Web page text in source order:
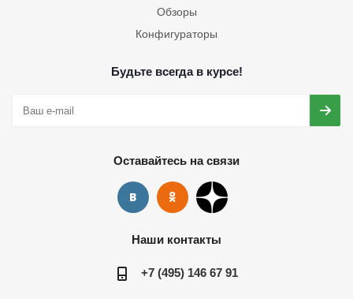
Обзоры
Конфигураторы
Будьте всегда в курсе!
Оставайтесь на связи
Наши контакты
+7 (495) 146 67 91